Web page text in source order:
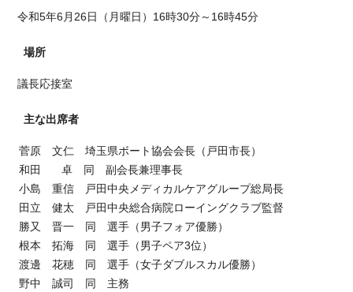
令和5年6月26日（月曜日）16時30分～16時45分
場所
議長応接室
主な出席者
菅原 文仁 埼玉県ボート協会会長（戸田市長）
和田 卓 同 副会長兼理事長
小島 重信 戸田中央メディカルケアグループ総局長
田立 健太 戸田中央総合病院ローイングクラブ監督
勝又 晋一 同 選手（男子フォア優勝）
根本 拓海 同 選手（男子ペア3位）
渡邊 花穂 同 選手（女子ダブルスカル優勝）
野中 誠司 同 主務